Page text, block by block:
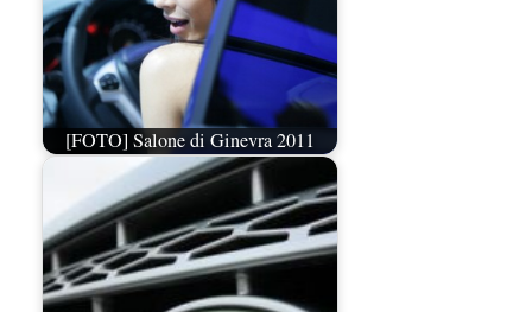
[FOTO] Salone di Ginevra 2011